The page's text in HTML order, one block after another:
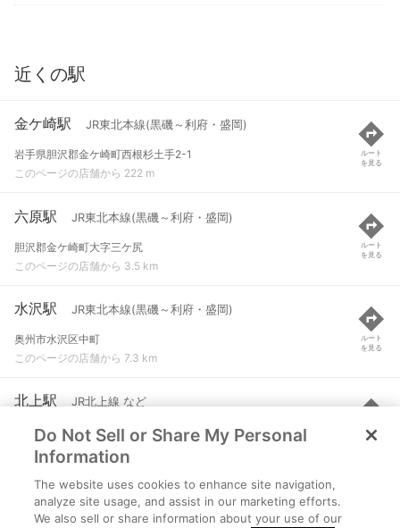
近くの駅
金ケ崎駅 JR東北本線(黒磯～利府・盛岡)
岩手県胆沢郡金ケ崎町西根杉土手2-1
このページの店舗から 222 m
ルート
を見る
六原駅 JR東北本線(黒磯～利府・盛岡)
胆沢郡金ケ崎町大字三ケ尻
このページの店舗から 3.5 km
ルート
を見る
水沢駅 JR東北本線(黒磯～利府・盛岡)
奥州市水沢区中町
このページの店舗から 7.3 km
ルート
を見る
北上駅 JR北上線 など
北上市大通り１丁目
このページの店舗から 9.2 km
ルート
を見る
柳原駅 JR北上線
北上市柳原町１丁目
Do Not Sell or Share My Personal
Information
The website uses cookies to enhance site navigation,
analyze site usage, and assist in our marketing efforts.
We also sell or share information about your use of our